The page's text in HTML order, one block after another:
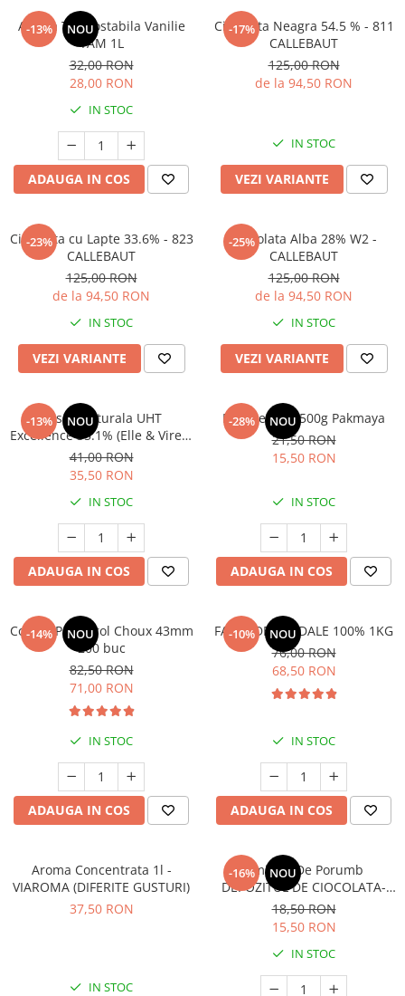
-13% NOU
Aroma Termostabila Vanilie
YAM 1L
32,00 RON
28,00 RON
IN STOC
ADAUGA IN COS
-17%
Ciocolata Neagra 54.5 % - 811
CALLEBAUT
125,00 RON
de la 94,50 RON
IN STOC
VEZI VARIANTE
-23%
Ciocolata cu Lapte 33.6% - 823
CALLEBAUT
125,00 RON
de la 94,50 RON
IN STOC
VEZI VARIANTE
-25%
Ciocolata Alba 28% W2 -
CALLEBAUT
125,00 RON
de la 94,50 RON
IN STOC
VEZI VARIANTE
-13% NOU
Frisca Naturala UHT
Excellence 35.1% (Elle & Vire) -
1L
41,00 RON
35,50 RON
IN STOC
ADAUGA IN COS
-28% NOU
Praf de copt 500g Pakmaya
21,50 RON
15,50 RON
IN STOC
ADAUGA IN COS
-14% NOU
Coji de Profiterol Choux 43mm
200 buc
82,50 RON
71,00 RON
IN STOC
ADAUGA IN COS
-10% NOU
FAINA DE MIGDALE 100% 1KG
76,00 RON
68,50 RON
IN STOC
ADAUGA IN COS
Aroma Concentrata 1l -
VIAROMA (DIFERITE GUSTURI)
37,50 RON
IN STOC
-16% NOU
Amidon De Porumb
DEPOZITUL DE CIOCOLATA-
1kg
18,50 RON
15,50 RON
IN STOC